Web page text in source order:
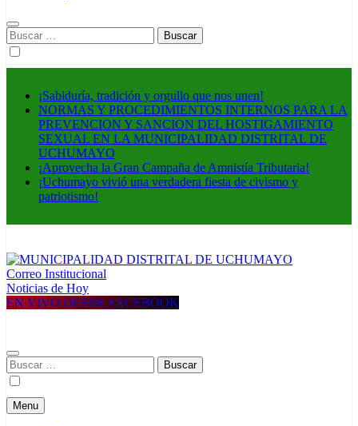
Buscar:
¡Sabiduría, tradición y orgullo que nos unen!
NORMAS Y PROCEDIMIENTOS INTERNOS PARA LA
PREVENCION Y SANCION DEL HOSTIGAMIENTO
SEXUAL EN LA MUNICIPALIDAD DISTRITAL DE
UCHUMAYO
¡Aprovecha la Gran Campaña de Amnistía Tributaria!
¡Uchumayo vivió una verdadera fiesta de civismo y
patriotismo!
MUNICIPALIDAD DISTRITAL DE UCHUMAYO
Construyendo una nueva Historia
Correo Institucional
Noticias de Hoy
EN VIVO DESDE FACEBOOK
Buscar:
Menu